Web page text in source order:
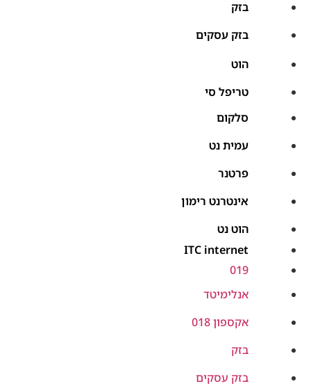
בזק
בזק עסקים
הוט
טריפל סי
סלקום
עמית נט
פרטנר
אינטרנט רימון
הוט נט
ITC internet
019
אנלימיטד
אקספון 018
בזק
בזק עסקים